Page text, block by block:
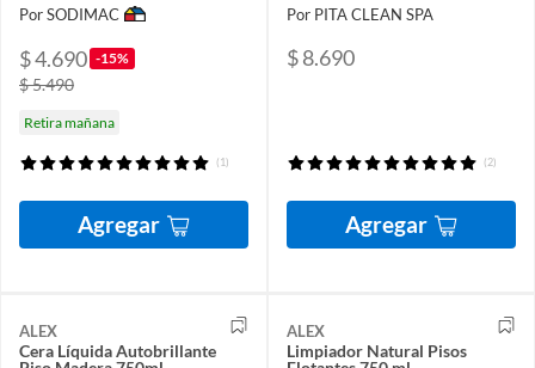
Por SODIMAC
$ 4.690 -15%
$ 5.490
Retira mañana
(1)
Agregar
Por PITA CLEAN SPA
$ 8.690
(2)
Agregar
ALEX
Cera Líquida Autobrillante
ALEX
Limpiador Natural Pisos